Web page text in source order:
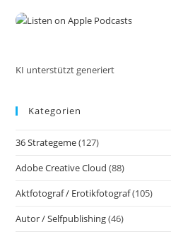
Videos
Videos
Dem
KI unterstützt generiert
Kategorien
36 Strategeme(127)
Adobe Creative Cloud (88)
Aktfotograf / Erotikfotograf(105)
Autor / Selfpublishing(46)